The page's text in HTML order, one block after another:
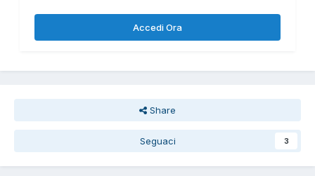
Accedi Ora
Share
Seguaci 3